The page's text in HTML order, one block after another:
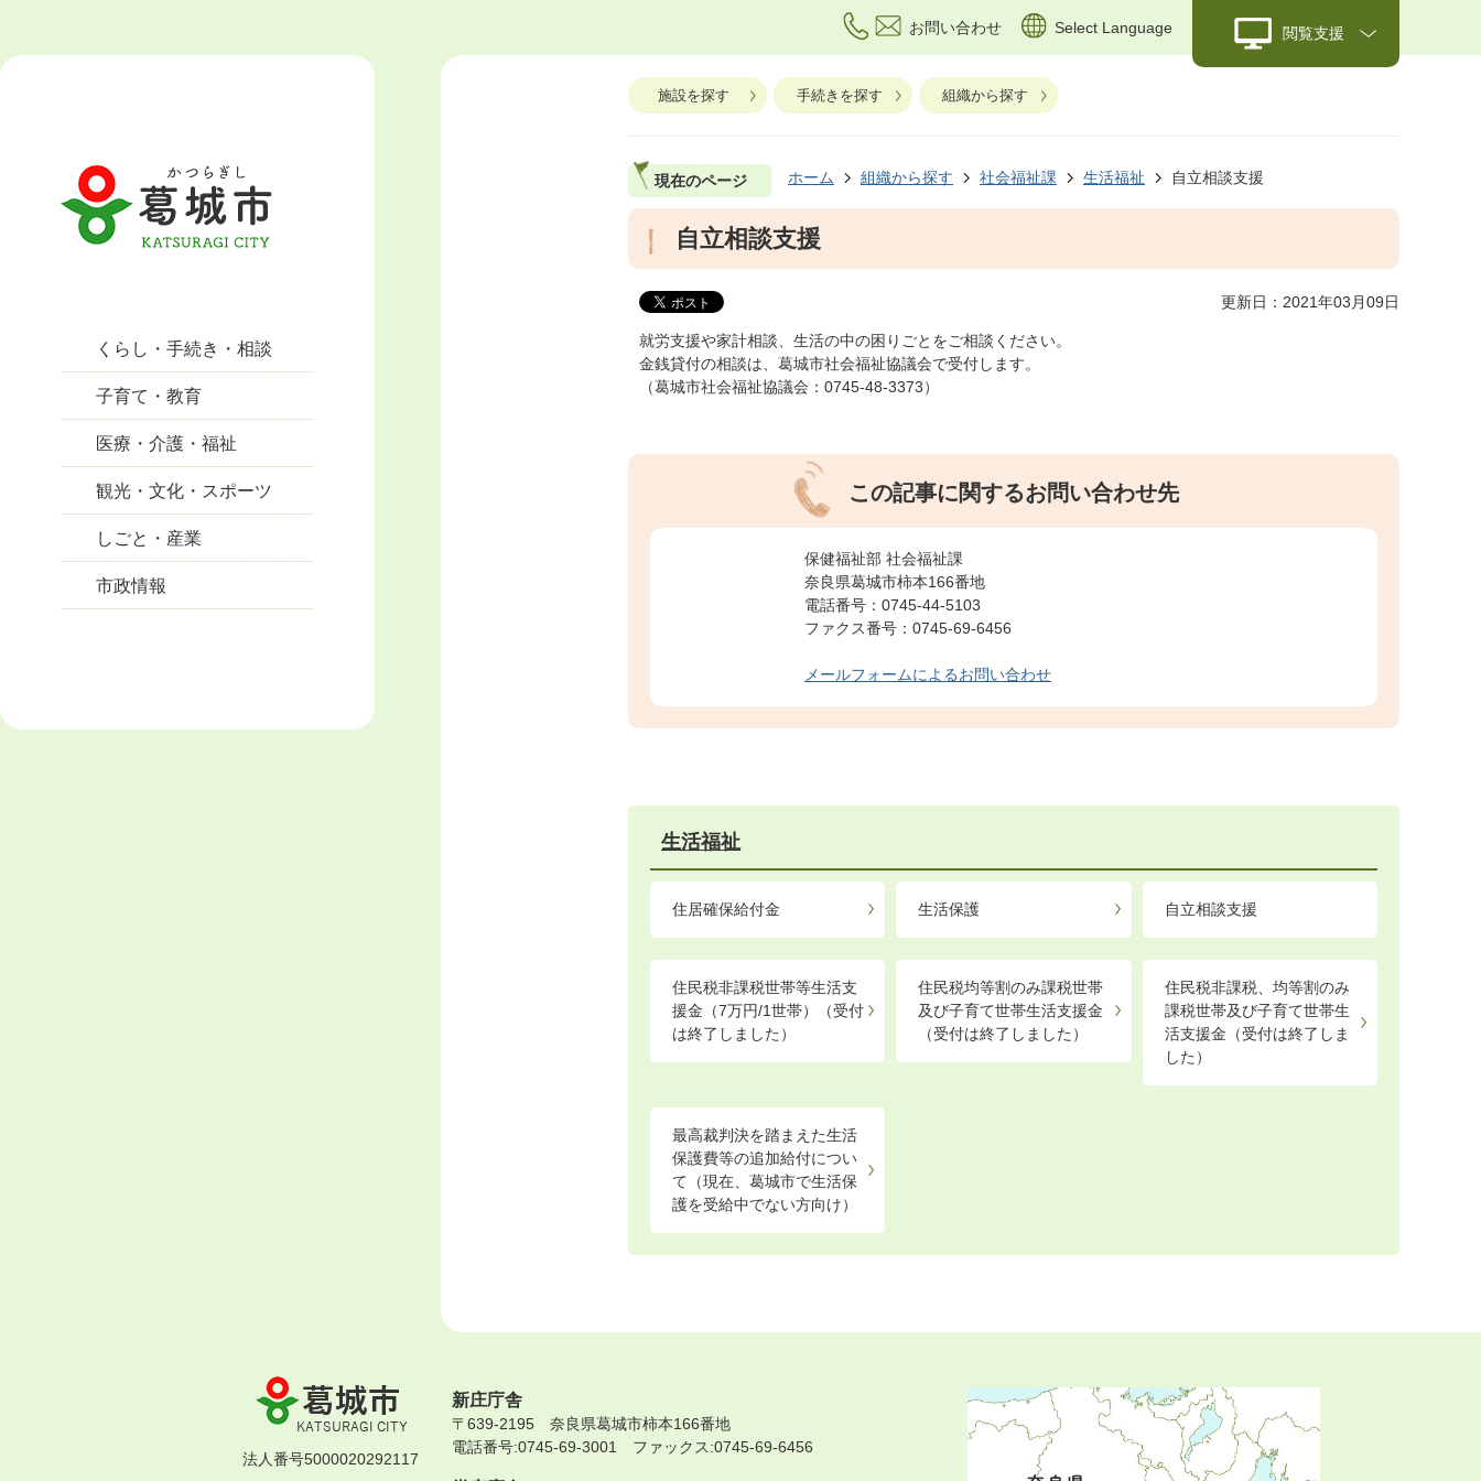
お問い合わせ Select Language 閲覧支援
くらし・手続き・相談
子育て・教育
医療・介護・福祉
観光・文化・スポーツ
しごと・産業
市政情報
施設を探す 手続きを探す 組織から探す
現在のページ ホーム 組織から探す 社会福祉課 生活福祉 自立相談支援
自立相談支援
更新日：2021年03月09日
就労支援や家計相談、生活の中の困りごとをご相談ください。
金銭貸付の相談は、葛城市社会福祉協議会で受付します。
（葛城市社会福祉協議会：0745-48-3373）
この記事に関するお問い合わせ先
保健福祉部 社会福祉課
奈良県葛城市柿本166番地
電話番号：0745-44-5103
ファクス番号：0745-69-6456
メールフォームによるお問い合わせ
生活福祉
住居確保給付金 生活保護 自立相談支援
住民税非課税世帯等生活支
援金（7万円/1世帯）（受付
は終了しました）
住民税均等割のみ課税世帯
及び子育て世帯生活支援金
（受付は終了しました）
住民税非課税、均等割のみ
課税世帯及び子育て世帯生
活支援金（受付は終了しま
した）
最高裁判決を踏まえた生活
保護費等の追加給付につい
て（現在、葛城市で生活保
護を受給中でない方向け）
葛
城
市
KATSURAGI
CITY
法人番号5000020292117
新庄庁舎
〒639-2195 奈良県葛城市柿本166番地
電話番号:0745-69-3001 ファックス:0745-69-6456